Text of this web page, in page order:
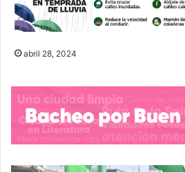
abril 28, 2024